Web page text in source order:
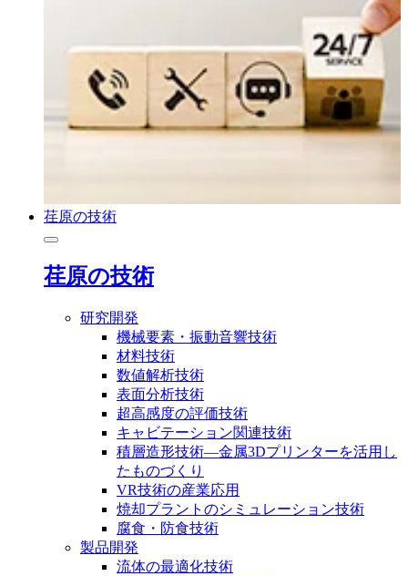
荏原の技術
荏原の技術
研究開発
機械要素・振動音響技術
材料技術
数値解析技術
表面分析技術
超高感度の評価技術
キャビテーション関連技術
積層造形技術―金属3Dプリンターを活用し
たものづくり
VR技術の産業応用
焼却プラントのシミュレーション技術
腐食・防食技術
製品開発
流体の最適化技術